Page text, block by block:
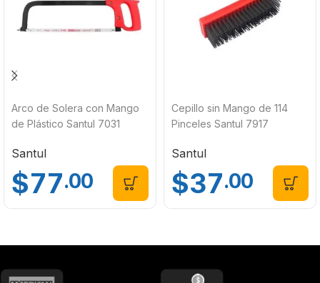
Arco de Solera con Mango
de Plástico Santul 7031
Santul
$77.00
Cepillo sin Mango de 114
Pinceles Santul 7917
Santul
$37.00